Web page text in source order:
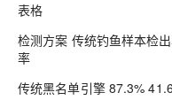
表格
检测方案 传统钓鱼样本检
率
传统黑名单引擎 87.3%